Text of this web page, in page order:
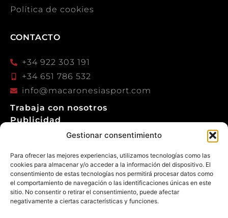
Gestionar consentimiento
Para ofrecer las mejores experiencias, utilizamos tecnologías como las
cookies para almacenar y/o acceder a la información del dispositivo. El
consentimiento de estas tecnologías nos permitirá procesar datos como
el comportamiento de navegación o las identificaciones únicas en este
sitio. No consentir o retirar el consentimiento, puede afectar
negativamente a ciertas características y funciones.
Política de cookies
CONTACTO
+34 922 303 191
+34 651 786 532
info@macaronesiasport.com
Trabaja con nosotros
Publicidad
© 2026 Macaronesia Sport. Todos los derechos
reservados.